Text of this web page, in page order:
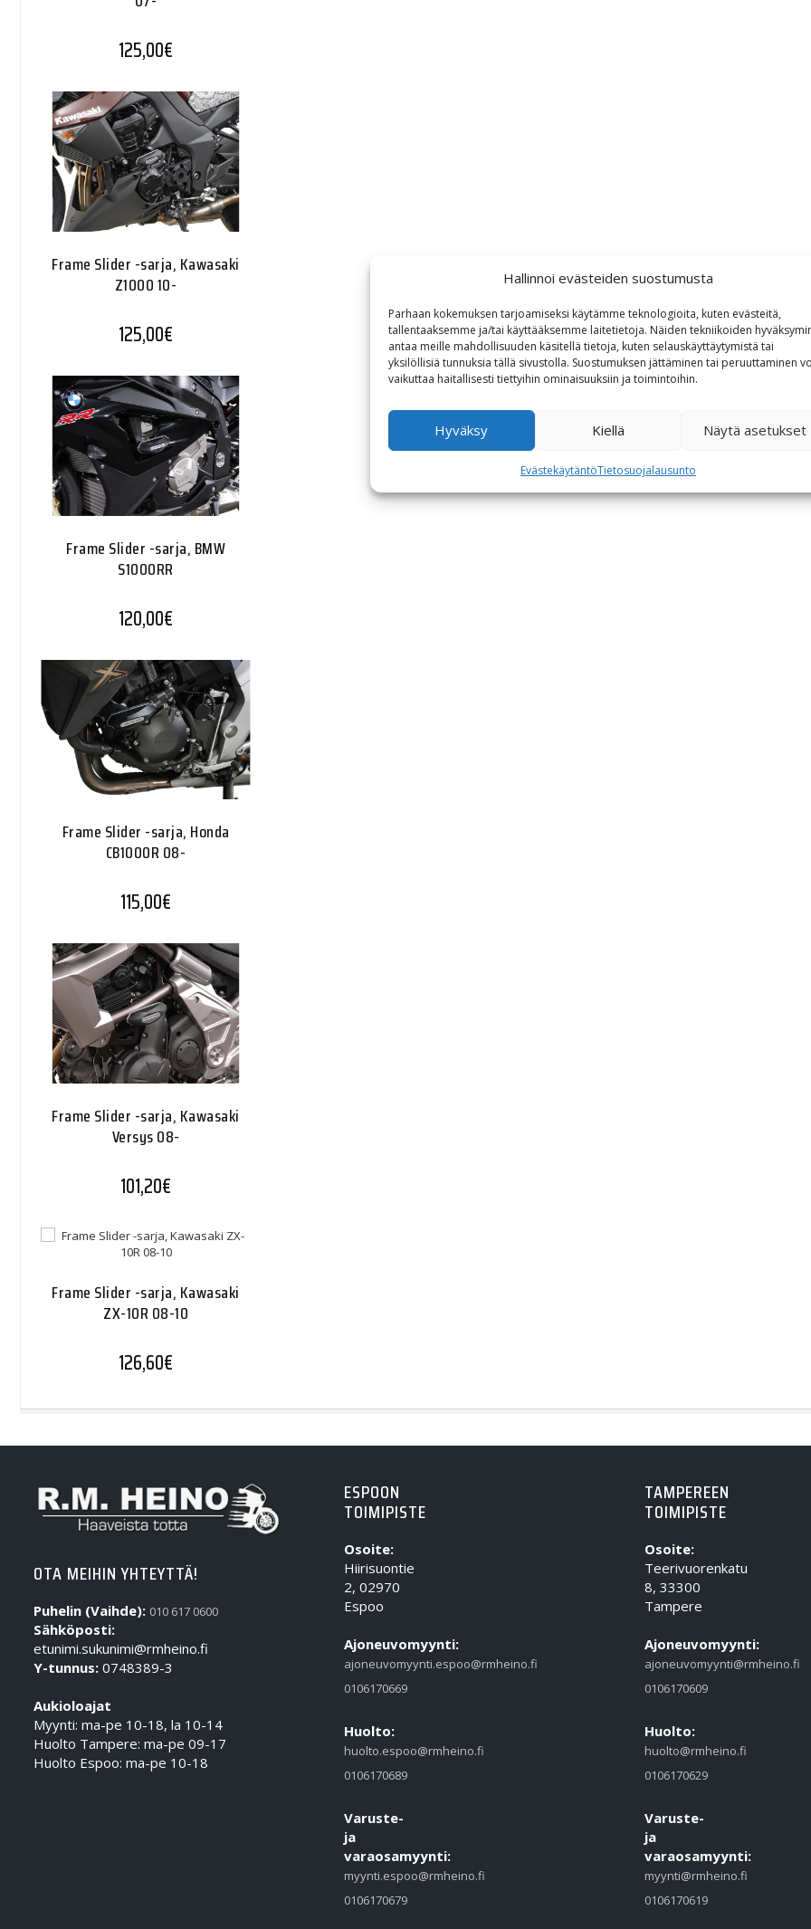
Hallinnoi evästeiden suostumusta
Parhaan kokemuksen tarjoamiseksi käytämme teknologioita, kuten evästeitä,
tallentaaksemme ja/tai käyttääksemme laitetietoja. Näiden tekniikoiden
antaa meille mahdollisuuden käsitellä tietoja, kuten selauskäyttäytymistä tai
yksilöllisiä tunnuksia tällä sivustolla. Suostumuksen jättäminen tai peruuttaminen
vaikuttaa haitallisesti tiettyihin ominaisuuksiin ja toimintoihin.
Hyväksy Kiellä Näytä asetukset
EvästekäytäntöTietosuojalausunto
125,00€
Frame Slider -sarja, Kawasaki
Z1000 10-
125,00€
Frame Slider -sarja, BMW
S1000RR
120,00€
Frame Slider -sarja, Honda
CB1000R 08-
115,00€
Frame Slider -sarja, Kawasaki
Versys 08-
101,20€
Frame Slider -sarja, Kawasaki
ZX-10R 08-10
126,60€
OTA MEIHIN YHTEYTTÄ!
Puhelin (Vaihde): 010 617 0600
Sähköposti:
etunimi.sukunimi@rmheino.fi
Y-tunnus: 0748389-3
Aukioloajat
Myynti: ma-pe 10-18, la 10-14
Huolto Tampere: ma-pe 09-17
Huolto Espoo: ma-pe 10-18
ESPOON
TOIMIPISTE
Osoite:
Hiirisuontie
2, 02970
Espoo
Ajoneuvomyynti:
ajoneuvomyynti.espoo@rmheino.fi
0106170669
Huolto:
huolto.espoo@rmheino.fi
0106170689
Varuste-
ja
varaosamyynti:
myynti.espoo@rmheino.fi
0106170679
TAMPEREEN
TOIMIPISTE
Osoite:
Teerivuorenkatu
8, 33300
Tampere
Ajoneuvomyynti:
ajoneuvomyynti@rmheino.fi
0106170609
Huolto:
huolto@rmheino.fi
0106170629
Varuste-
ja
varaosamyynti:
myynti@rmheino.fi
0106170619